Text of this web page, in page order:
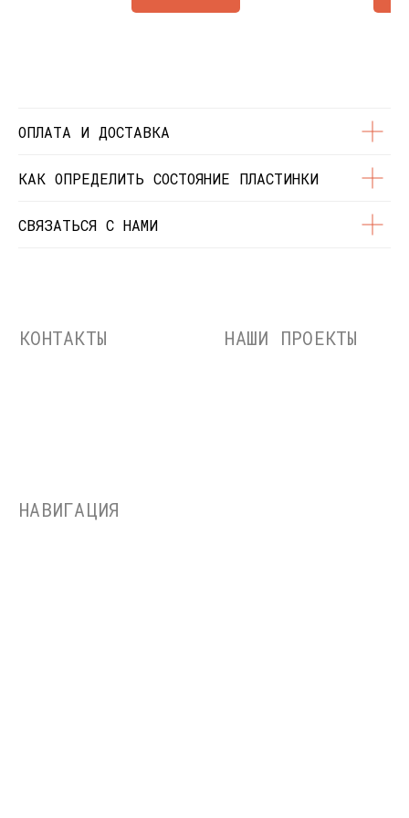
ОПЛАТА И ДОСТАВКА
КАК ОПРЕДЕЛИТЬ СОСТОЯНИЕ ПЛАСТИНКИ
СВЯЗАТЬСЯ С НАМИ
Состояние пластинок
Разработка сайта